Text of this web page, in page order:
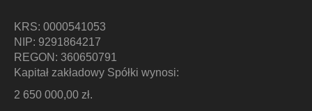
KRS: 0000541053
NIP: 9291864217
REGON: 360650791
Kapitał zakładowy Spółki wynosi:
2 650 000,00 zł.